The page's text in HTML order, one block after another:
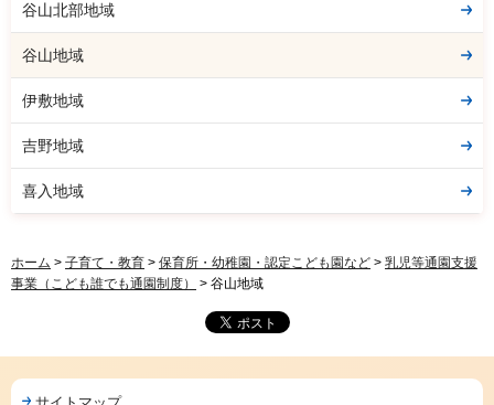
谷山北部地域
谷山地域
伊敷地域
吉野地域
喜入地域
ホーム > 子育て・教育 > 保育所・幼稚園・認定こども園など > 乳児等通園支援
事業（こども誰でも通園制度）
> 谷山地域